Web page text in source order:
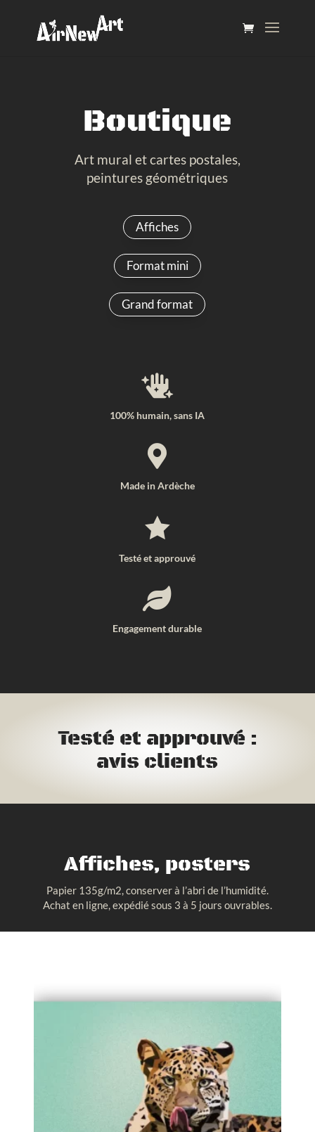
Boutique
Art mural et cartes postales,
peintures géométriques
Affiches
Format mini
Grand format

100% humain, sans IA

Made in Ardèche

Testé et approuvé

Engagement durable
Testé et approuvé :
avis clients
Affiches, posters
Papier 135g/m2, conserver à l’abri de l’humidité.
Achat en ligne, expédié sous 3 à 5 jours ouvrables.